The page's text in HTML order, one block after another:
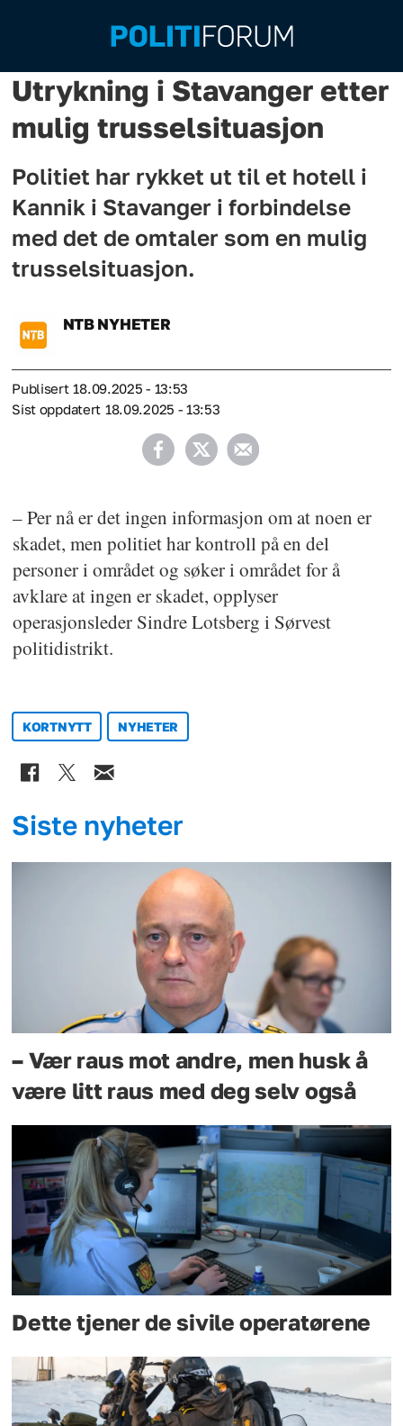
Utrykning i Stavanger etter
mulig trusselsituasjon
Politiet har rykket ut til et hotell i
Kannik i Stavanger i forbindelse
med det de omtaler som en mulig
trusselsituasjon.
NTB NYHETER
Publisert
18.09.2025 - 13:53
Sist oppdatert
18.09.2025 - 13:53
– Per nå er det ingen informasjon om at noen er
skadet, men politiet har kontroll på en del
personer i området og søker i området for å
avklare at ingen er skadet, opplyser
operasjonsleder Sindre Lotsberg i Sørvest
politidistrikt.
KORTNYTT NYHETER
Siste nyheter
– Vær raus mot andre, men husk å
være litt raus med deg selv også
Dette tjener de sivile operatørene